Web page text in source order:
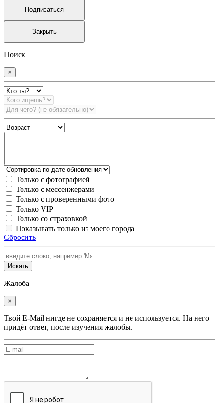
Подписаться
Закрыть
Поиск
×
Только с фотографией
Только с мессенжерами
Только с проверенными фото
Только VIP
Только со страховкой
Показывать только из моего города
Сбросить
Искать
Жалоба
×
Твой E-Mail нигде не сохраняется и не используется. На него
придёт ответ, после изучения жалобы.